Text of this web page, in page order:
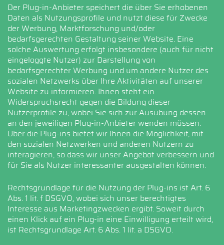
Der Plug-in-Anbieter speichert die über Sie erhobenen
Daten als Nutzungsprofile und nutzt diese für Zwecke
der Werbung, Marktforschung und/oder
bedarfsgerechten Gestaltung seiner Website. Eine
solche Auswertung erfolgt insbesondere (auch für nicht
eingeloggte Nutzer) zur Darstellung von
bedarfsgerechter Werbung und um andere Nutzer des
sozialen Netzwerks über Ihre Aktivitäten auf unserer
Website zu informieren. Ihnen steht ein
Widerspruchsrecht gegen die Bildung dieser
Nutzerprofile zu, wobei Sie sich zur Ausübung dessen
an den jeweiligen Plug-in-Anbieter wenden müssen.
Über die Plug-ins bietet wir Ihnen die Möglichkeit, mit
den sozialen Netzwerken und anderen Nutzern zu
interagieren, so dass wir unser Angebot verbessern und
für Sie als Nutzer interessanter ausgestalten können.
Rechtsgrundlage für die Nutzung der Plug-ins ist Art. 6
Abs. 1 lit. f DSGVO, wobei sich unser berechtigtes
Interesse aus Marketingzwecken ergibt. Soweit durch
einen Klick auf ein Plug-in eine Einwilligung erteilt wird,
ist Rechtsgrundlage Art. 6 Abs. 1 lit. a DSGVO.